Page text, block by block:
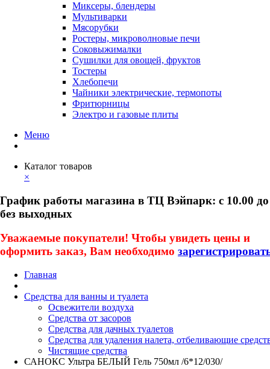
Миксеры, блендеры
Мультиварки
Мясорубки
Ростеры, микроволновые печи
Соковыжималки
Сушилки для овощей, фруктов
Тостеры
Хлебопечи
Чайники электрические, термопоты
Фритюрницы
Электро и газовые плиты
Меню
Каталог товаров
×
График работы магазина в ТЦ Вэйпарк: с 10.00 до
без выходных
Уважаемые покупатели! Чтобы увидеть цены и
оформить заказ, Вам необходимо
Главная
Средства для ванны и туалета
Освежители воздуха
Средства от засоров
Средства для дачных туалетов
Средства для удаления налета, отбеливающие
Чистящие средства
САНОКС Ультра БЕЛЫЙ Гель 750мл /6*12/030/